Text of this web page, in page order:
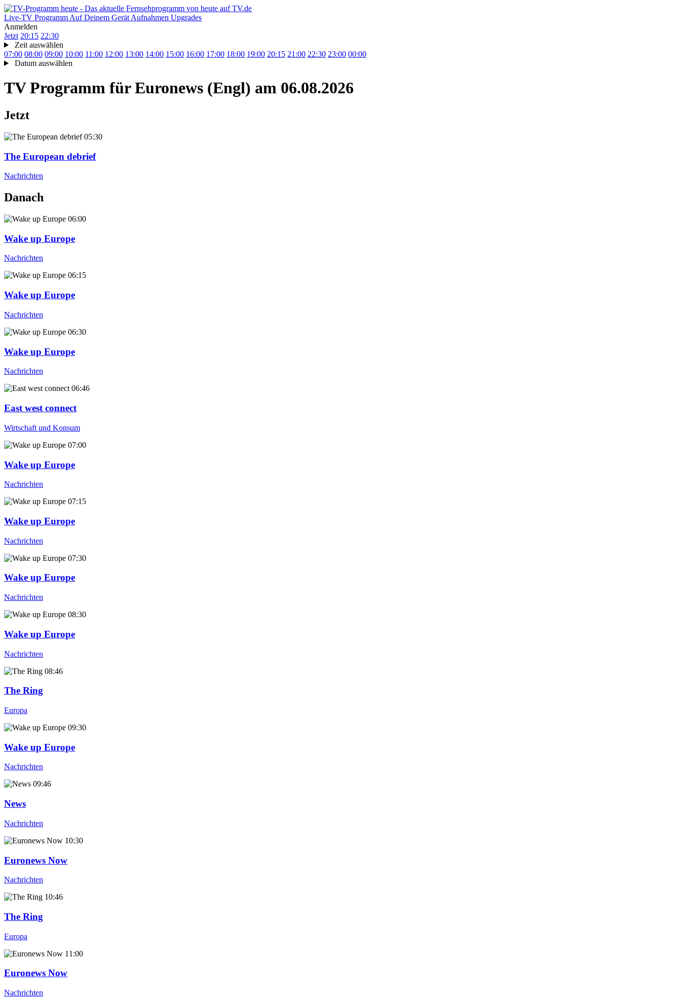
Live-TV Programm Auf Deinem Gerät Aufnahmen Upgrades
Anmelden
Jetzt 20:15 22:30
Zeit auswählen
07:00 08:00 09:00 10:00 11:00 12:00 13:00 14:00 15:00 16:00 17:00 18:00 19:00 20:15 21:00 22:30 23:00 00:00
Datum auswählen
TV Programm für Euronews (Engl) am 06.08.2026
Jetzt
05:30
The European debrief
Nachrichten
Danach
06:00
Wake up Europe
Nachrichten
06:15
Wake up Europe
Nachrichten
06:30
Wake up Europe
Nachrichten
06:46
East west connect
Wirtschaft und Konsum
07:00
Wake up Europe
Nachrichten
07:15
Wake up Europe
Nachrichten
07:30
Wake up Europe
Nachrichten
08:30
Wake up Europe
Nachrichten
08:46
The Ring
Europa
09:30
Wake up Europe
Nachrichten
09:46
News
Nachrichten
10:30
Euronews Now
Nachrichten
10:46
The Ring
Europa
11:00
Euronews Now
Nachrichten